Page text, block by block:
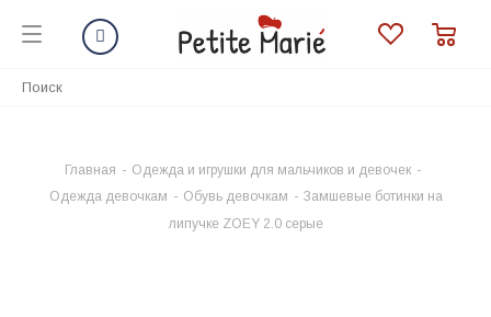
Главная - Одежда и игрушки для мальчиков и девочек -
Одежда девочкам - Обувь девочкам - Замшевые ботинки на
липучке ZOEY 2.0 серые